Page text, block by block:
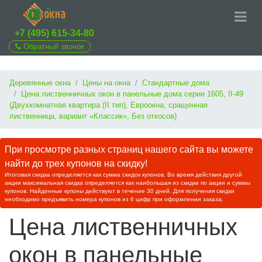
+7 (495) 615-34-80
Обратный звонок
Деревянные окна Цены на окна
Стандартные дома
Цена лиственничных окон в панельные дома серии 1605, II-49
(Двухкомнатная квартира (II тип), Евроокна, сращенная
лиственница, вариант «Классик», Без откосов)
При просмотре разных страниц нашего сайта вы можете
найти до трех купонов на скидку!
Итоговая скидка определяется как сумма скидок купонов. Во время действия другой
акции максимальная скидка определяется как наибольшая из скидки по акции и суммы
купонов. Найденные купоны действуют в течение 30 дней. Для получения скидки
необходимо предъявить номера купонов из 6 цифр при оформлении заказа.
Цена лиственничных
окон в панельные